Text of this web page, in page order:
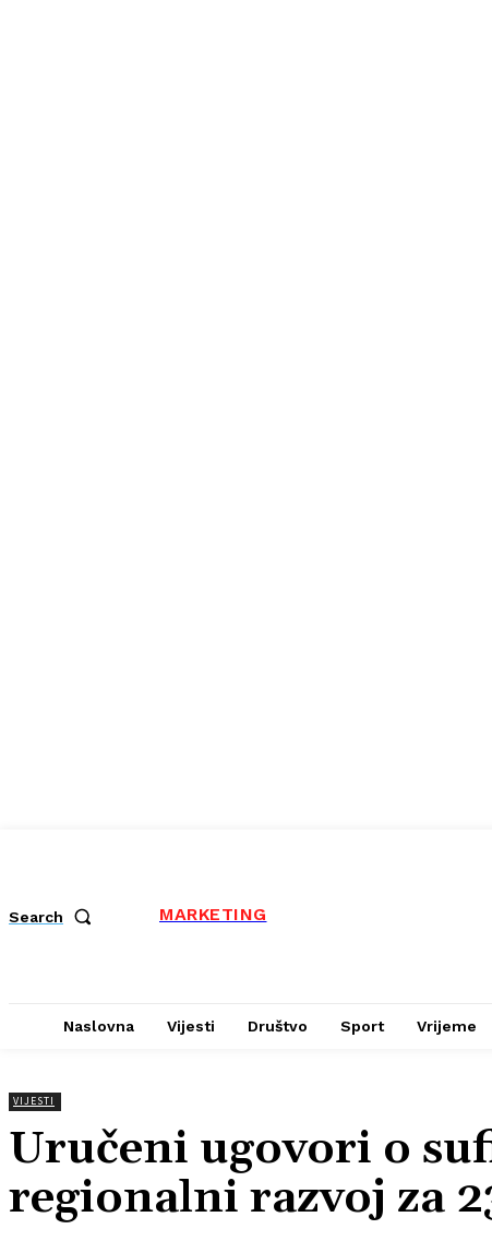
Search MARKETING
Naslovna Vijesti Društvo Sport Vrijeme
VIJESTI
Uručeni ugovori o
regionalni razvoj za